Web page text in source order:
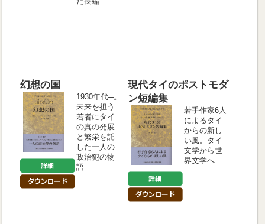
幻想の国
1930年代─。
未来を担う
若者にタイ
の真の発展
と繁栄を託
した一人の
政治犯の物
語
現代タイのポストモダ
ン短編集
若手作家6人
によるタイ
からの新し
い風。タイ
文学から世
界文学へ